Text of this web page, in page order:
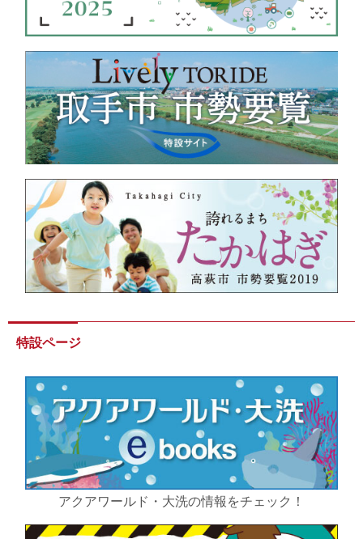
特設ページ
アクアワールド・大洗の情報をチェック！